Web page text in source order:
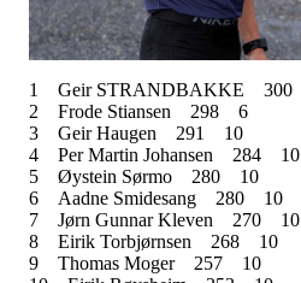
1 Geir STRANDBAKKE 300
2
Frode Stiansen 298
6
3
Geir Haugen 291
10
4
Per Martin Johansen 284
10
5
Øystein Sørmo 280
10
6
Aadne Smidesang 280
10
7
Jørn Gunnar Kleven 270
10
8
Eirik Torbjørnsen 268
10
9
Thomas Moger 257
10